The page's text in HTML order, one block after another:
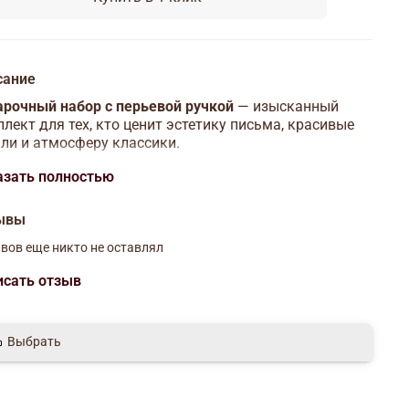
набор с перьевой ручкой— изысканный
для тех, кто ценит эстетику письма, красивые
и атмосферу классики.
входятперьевая ручка
творчества, ведения дневников или станет
аксессуаром на рабочем столе.
набора:
5 сменных наконечников
полностью
еще никто не оставлял
отзыв
Выбрать